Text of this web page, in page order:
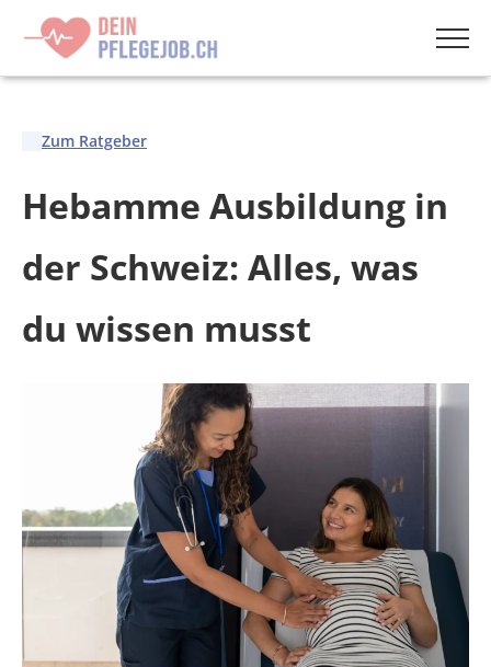
Menü
Zum Ratgeber
Hebamme Ausbildung in
der Schweiz: Alles, was
du wissen musst